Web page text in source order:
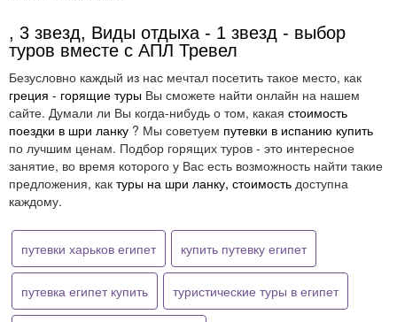
, 3 звезд, Виды отдыха - 1 звезд - выбор
туров вместе с АПЛ Тревел
Безусловно каждый из нас мечтал посетить такое место, как
греция - горящие туры Вы сможете найти онлайн на нашем
сайте. Думали ли Вы когда-нибудь о том, какая стоимость
поездки в шри ланку ? Мы советуем путевки в испанию купить
по лучшим ценам. Подбор горящих туров - это интересное
занятие, во время которого у Вас есть возможность найти такие
предложения, как туры на шри ланку, стоимость доступна
каждому.
путевки харьков египет купить путевку египет
путевка египет купить туристические туры в египет